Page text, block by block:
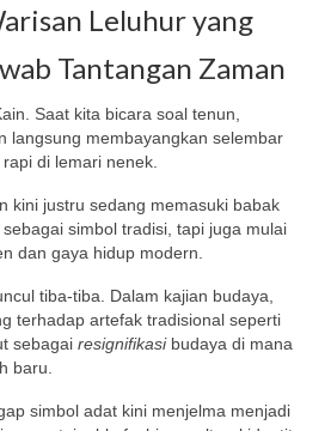
Leluhur yang
Tantangan Zaman
Saat kita bicara soal tenun,
langsung membayangkan selembar
di lemari nenek.
kini justru sedang memasuki babak
simbol tradisi, tapi juga mulai
dan gaya hidup modern.
tiba-tiba. Dalam kajian budaya,
terhadap artefak tradisional seperti
sebagai resignifikasi budaya di mana
baru.
simbol adat kini menjelma menjadi